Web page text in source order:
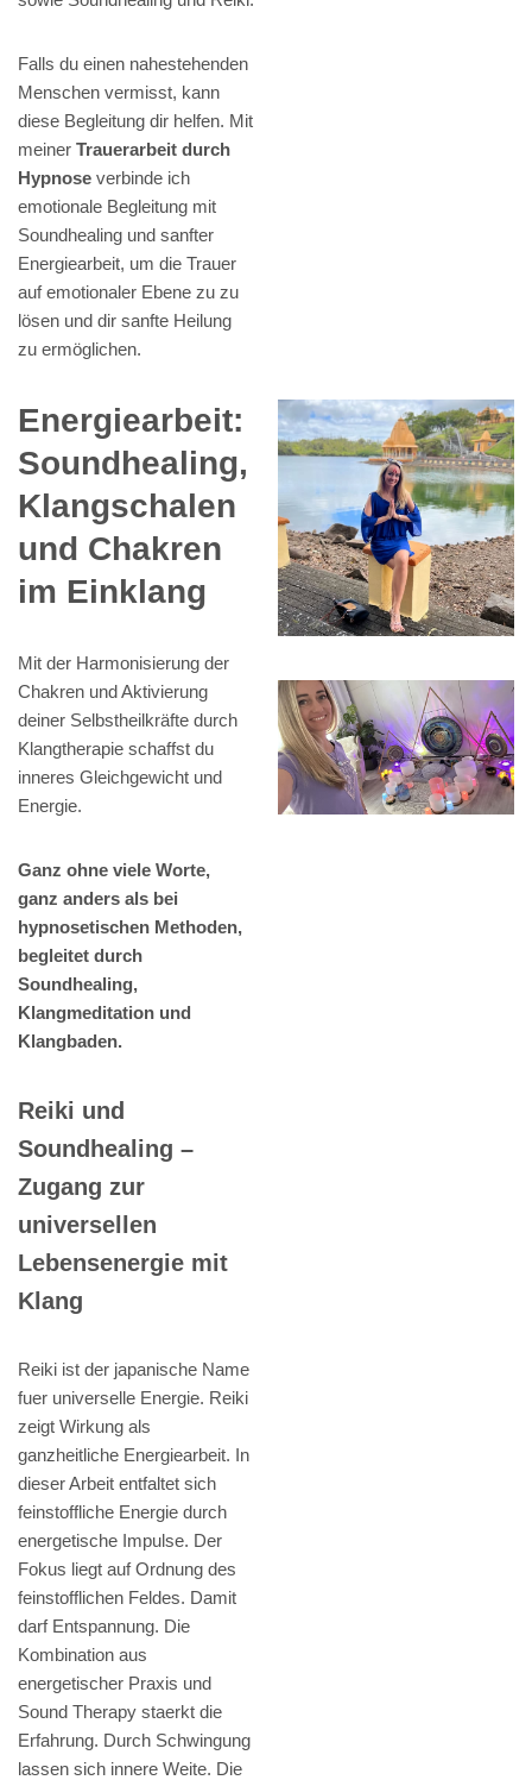
Falls du einen nahestehenden
Menschen vermisst, kann
diese Begleitung dir helfen. Mit
meiner Trauerarbeit durch
Hypnose verbinde ich
emotionale Begleitung mit
Soundhealing und sanfter
Energiearbeit, um die Trauer
auf emotionaler Ebene zu zu
lösen und dir sanfte Heilung
zu ermöglichen.
Energiearbeit:
Soundhealing,
Klangschalen
und Chakren
im Einklang
Mit der Harmonisierung der
Chakren und Aktivierung
deiner Selbstheilkräfte durch
Klangtherapie schaffst du
inneres Gleichgewicht und
Energie.
Ganz ohne viele Worte,
ganz anders als bei
hypnosetischen Methoden,
begleitet durch
Soundhealing,
Klangmeditation und
Klangbaden.
Reiki und
Soundhealing –
Zugang zur
universellen
Lebensenergie mit
Klang
Reiki ist der japanische Name
fuer universelle Energie. Reiki
zeigt Wirkung als
ganzheitliche Energiearbeit. In
dieser Arbeit entfaltet sich
feinstoffliche Energie durch
energetische Impulse. Der
Fokus liegt auf Ordnung des
feinstofflichen Feldes. Damit
darf Entspannung. Die
Kombination aus
energetischer Praxis und
Sound Therapy staerkt die
Erfahrung. Durch Schwingung
lassen sich innere Weite. Die